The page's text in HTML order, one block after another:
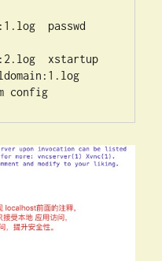
passwd
xstartup
config